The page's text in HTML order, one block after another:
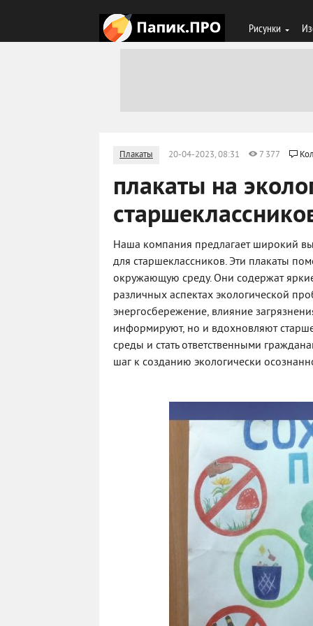
Рисунки
Плакаты 20-04-2023, 08:31 7 377
плакаты на
Наша компания предлагает широкий
для старшеклассников. Эти плакаты
окружающую среду. Они содержат
различных аспектах экологической
энергосбережение, влияние
информируют, но и вдохновляют
среды и стать ответственными
шаг к созданию экологически